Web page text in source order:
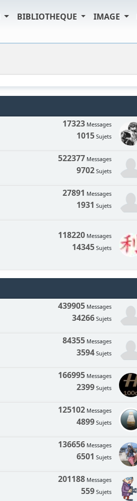
BIBLIOTHEQUE IMAGE
17323 Messages
1015 Sujets
522377 Messages
9702 Sujets
27891 Messages
1931 Sujets
118220 Messages
14345 Sujets
439905 Messages
34266 Sujets
84355 Messages
3594 Sujets
166995 Messages
2399 Sujets
125102 Messages
4899 Sujets
136656 Messages
6501 Sujets
201188 Messages
559 Sujets